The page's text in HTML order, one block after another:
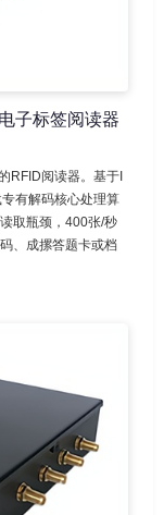
子标签阅读器
RFID阅读器。基于I
有解码核心处理算
取瓶颈，400张/秒
、成摞答题卡或档